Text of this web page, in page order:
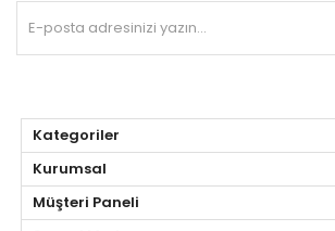
Kategoriler
Kurumsal
Müşteri Paneli